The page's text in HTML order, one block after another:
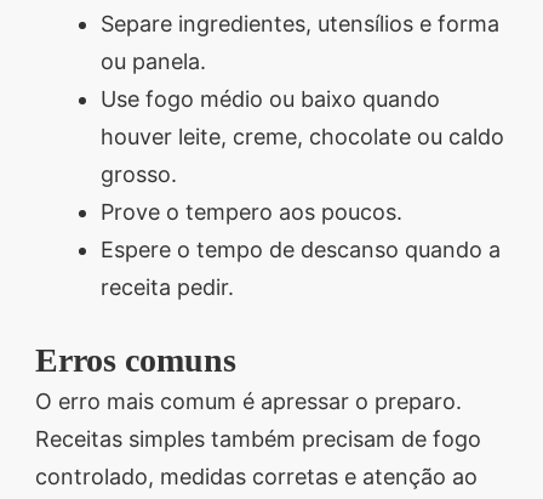
Separe ingredientes, utensílios e forma
ou panela.
Use fogo médio ou baixo quando
houver leite, creme, chocolate ou caldo
grosso.
Prove o tempero aos poucos.
Espere o tempo de descanso quando a
receita pedir.
Erros comuns
O erro mais comum é apressar o preparo.
Receitas simples também precisam de fogo
controlado, medidas corretas e atenção ao